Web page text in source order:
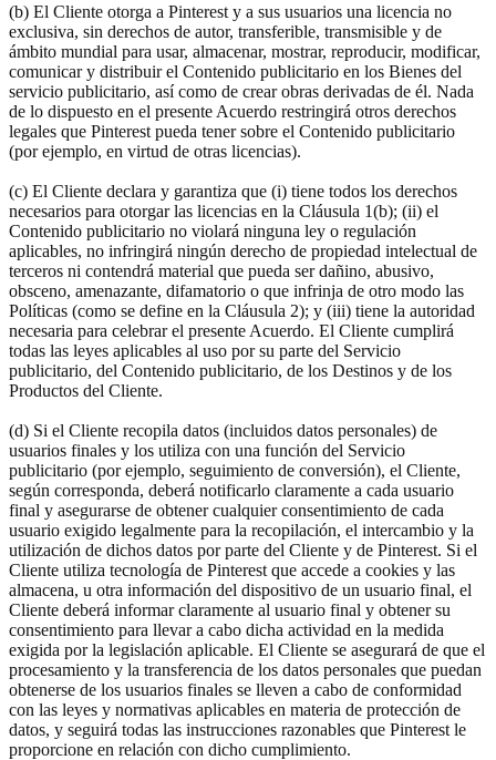
(b) El Cliente otorga a Pinterest y a sus usuarios una licencia no
exclusiva, sin derechos de autor, transferible, transmisible y de
ámbito mundial para usar, almacenar, mostrar, reproducir, modificar,
comunicar y distribuir el Contenido publicitario en los Bienes del
servicio publicitario, así como de crear obras derivadas de él. Nada
de lo dispuesto en el presente Acuerdo restringirá otros derechos
legales que Pinterest pueda tener sobre el Contenido publicitario
(por ejemplo, en virtud de otras licencias).
(c) El Cliente declara y garantiza que (i) tiene todos los derechos
necesarios para otorgar las licencias en la Cláusula 1(b); (ii) el
Contenido publicitario no violará ninguna ley o regulación
aplicables, no infringirá ningún derecho de propiedad intelectual de
terceros ni contendrá material que pueda ser dañino, abusivo,
obsceno, amenazante, difamatorio o que infrinja de otro modo las
Políticas (como se define en la Cláusula 2); y (iii) tiene la autoridad
necesaria para celebrar el presente Acuerdo. El Cliente cumplirá
todas las leyes aplicables al uso por su parte del Servicio
publicitario, del Contenido publicitario, de los Destinos y de los
Productos del Cliente.
(d) Si el Cliente recopila datos (incluidos datos personales) de
usuarios finales y los utiliza con una función del Servicio
publicitario (por ejemplo, seguimiento de conversión), el Cliente,
según corresponda, deberá notificarlo claramente a cada usuario
final y asegurarse de obtener cualquier consentimiento de cada
usuario exigido legalmente para la recopilación, el intercambio y la
utilización de dichos datos por parte del Cliente y de Pinterest. Si el
Cliente utiliza tecnología de Pinterest que accede a cookies y las
almacena, u otra información del dispositivo de un usuario final, el
Cliente deberá informar claramente al usuario final y obtener su
consentimiento para llevar a cabo dicha actividad en la medida
exigida por la legislación aplicable. El Cliente se asegurará de que el
procesamiento y la transferencia de los datos personales que puedan
obtenerse de los usuarios finales se lleven a cabo de conformidad
con las leyes y normativas aplicables en materia de protección de
datos, y seguirá todas las instrucciones razonables que Pinterest le
proporcione en relación con dicho cumplimiento.